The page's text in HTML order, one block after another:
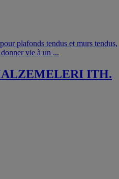
plafonds tendus et murs tendus,
vie à un ...
ITH.